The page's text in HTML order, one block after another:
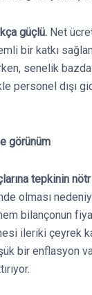
güçlü. Net
bir katkı
senelik
personel
görünüm
tepkinin
olması
bilançonun
ileriki çeyrek
bir enflasyon